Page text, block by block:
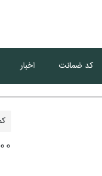
کد ضمانت اخبار